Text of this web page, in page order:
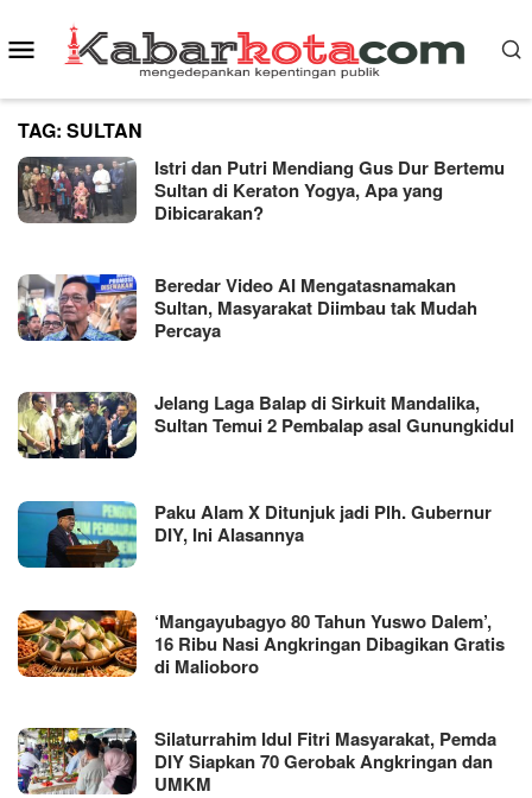
to
Mobile
TAG: SULTAN
Istri dan Putri Mendiang Gus Dur Bertemu
Sultan di Keraton Yogya, Apa yang
Dibicarakan?
Beredar Video AI Mengatasnamakan
Sultan, Masyarakat Diimbau tak Mudah
Percaya
Jelang Laga Balap di Sirkuit Mandalika,
Sultan Temui 2 Pembalap asal Gunungkidul
Paku Alam X Ditunjuk jadi Plh. Gubernur
DIY, Ini Alasannya
‘Mangayubagyo 80 Tahun Yuswo Dalem’,
16 Ribu Nasi Angkringan Dibagikan Gratis
di Malioboro
Silaturrahim Idul Fitri Masyarakat, Pemda
DIY Siapkan 70 Gerobak Angkringan dan
UMKM